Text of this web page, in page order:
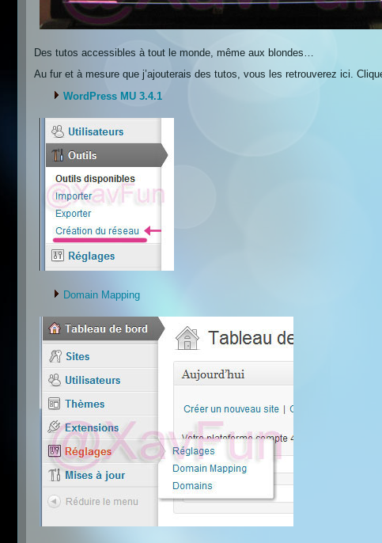
Des tutos accessibles à tout le monde, même aux blondes…
Au fur et à mesure que j’ajouterais des tutos, vous les retrouverez ici.
WordPress MU 3.4.1
Domain Mapping